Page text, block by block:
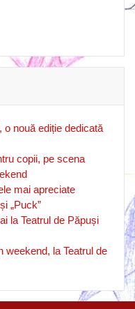
o nouă ediție dedicată
copii, pe scena
mai apreciate
„Puck”
la Teatrul de Păpuși
weekend, la Teatrul de